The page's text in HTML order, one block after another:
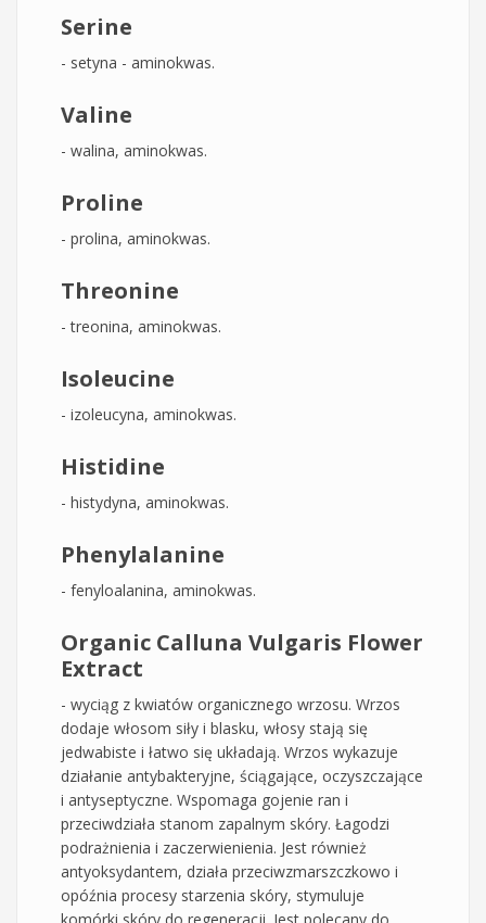
Serine
- setyna - aminokwas.
Valine
- walina, aminokwas.
Proline
- prolina, aminokwas.
Threonine
- treonina, aminokwas.
Isoleucine
- izoleucyna, aminokwas.
Histidine
- histydyna, aminokwas.
Phenylalanine
- fenyloalanina, aminokwas.
Organic Calluna Vulgaris Flower
Extract
- wyciąg z kwiatów organicznego wrzosu. Wrzos
dodaje włosom siły i blasku, włosy stają się
jedwabiste i łatwo się układają. Wrzos wykazuje
działanie antybakteryjne, ściągające, oczyszczające
i antyseptyczne. Wspomaga gojenie ran i
przeciwdziała stanom zapalnym skóry. Łagodzi
podrażnienia i zaczerwienienia. Jest również
antyoksydantem, działa przeciwzmarszczkowo i
opóźnia procesy starzenia skóry, stymuluje